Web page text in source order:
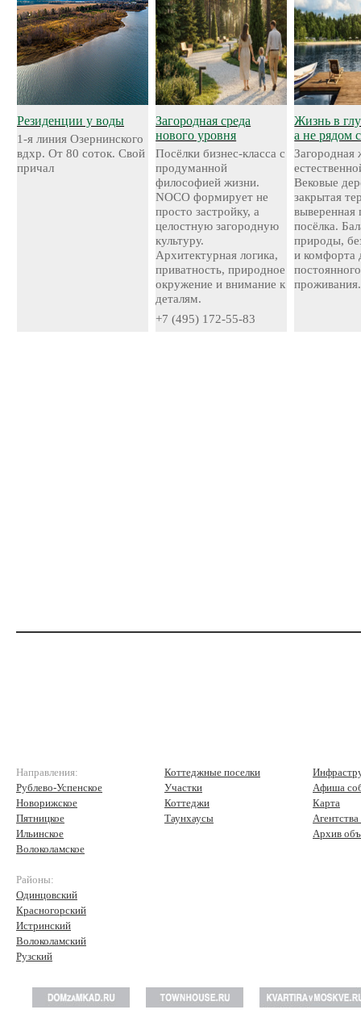
Резиденции у воды
1-я линия Озернинского
вдхр. От 80 соток. Свой
причал
Загородная среда
нового уровня
Посёлки бизнес-класса с
продуманной
философией жизни.
NOCO формирует не
просто застройку, а
целостную загородную
культуру.
Архитектурная логика,
приватность, природное
окружение и внимание к
деталям.
+7 (495) 172-55-83
Жизнь в
а не рядом
Загородная
Вековые
закрытая
выверенная
посёлка.
природы,
и комфорта
постоянного
проживания.
Направления:
Рублево-Успенское
Новорижское
Пятницкое
Ильинское
Волоколамское
Районы:
Одинцовский
Красногорский
Истринский
Волоколамский
Рузский
Коттеджные поселки
Участки
Коттеджи
Таунхаусы
Афиша
Карта
Архив